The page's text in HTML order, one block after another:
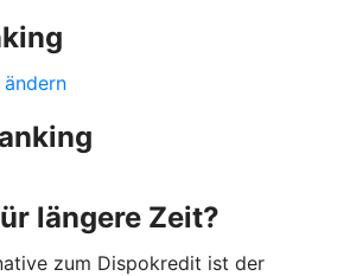
längere Zeit?
zum Dispokredit ist der